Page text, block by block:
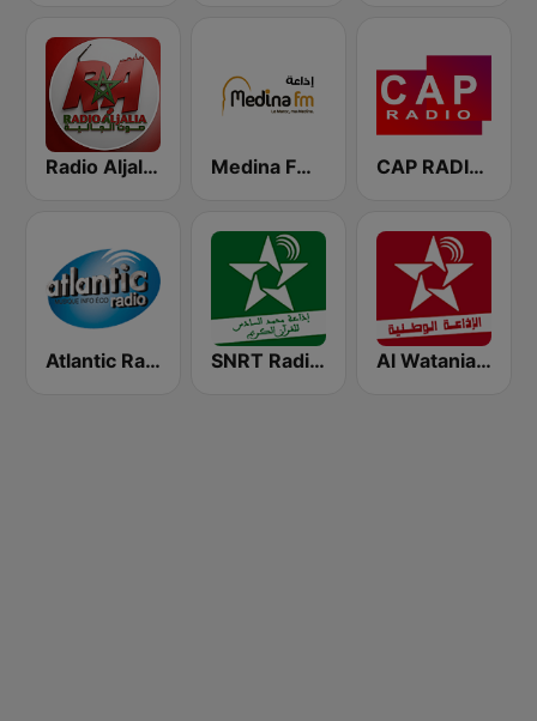
Radio Aljalia - راديو الجالية Medina FM (إذاعة مدينة فم) CAP RADIO MAROC
Atlantic Radio (أتلانتيك راديو) SNRT Radio Idaat Mohammed Assadiss (السادسة) Al Watania (الإذاعة الوطنية)